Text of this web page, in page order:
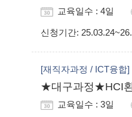
교육일수 : 4일
신청기간:
[재직자과정 / ICT융합]
★대구과정★HCI
교육일수 : 3일